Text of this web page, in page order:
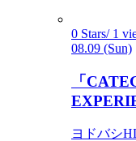
0 Stars/ 1
08.09 (Sun)
「
ヨドバシ